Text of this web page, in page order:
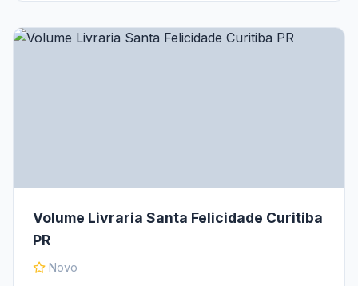
Volume Livraria Santa Felicidade Curitiba
PR
Novo